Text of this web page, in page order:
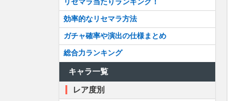
リセマラ当たりランキング！
効率的なリセマラ方法
ガチャ確率や演出の仕様まとめ
総合力ランキング
キャラ一覧
レア度別